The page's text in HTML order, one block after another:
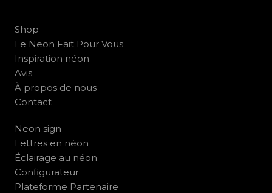
Shop
Le Neon Fait Pour Vous
Inspiration néon
Avis
À propos de nous
Contact
Neon sign
Lettres en néon
Éclairage au néon
Configurateur
Plateforme Partenaire